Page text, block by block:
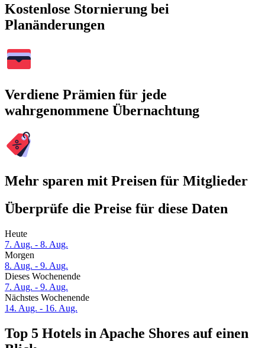
Kostenlose Stornierung bei
Planänderungen
Verdiene Prämien für jede
wahrgenommene Übernachtung
Mehr sparen mit Preisen für Mitglieder
Überprüfe die Preise für diese Daten
Heute
7. Aug. - 8. Aug.
Morgen
8. Aug. - 9. Aug.
Dieses Wochenende
7. Aug. - 9. Aug.
Nächstes Wochenende
14. Aug. - 16. Aug.
Top 5 Hotels in Apache Shores auf einen